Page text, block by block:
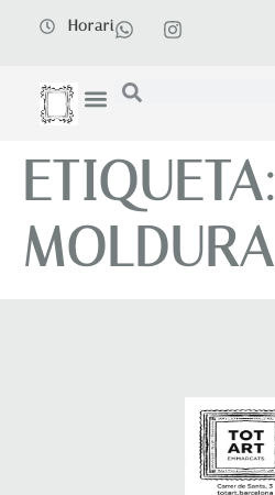
Horari
ETIQUETA:
MOLDURA